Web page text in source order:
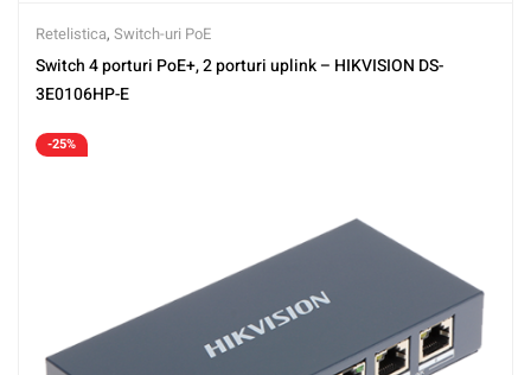
Retelistica, Switch-uri PoE
Switch 4 porturi PoE+, 2 porturi uplink – HIKVISION DS-
3E0106HP-E
-25%